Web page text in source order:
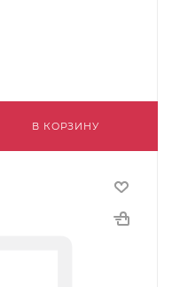
В КОРЗИНУ